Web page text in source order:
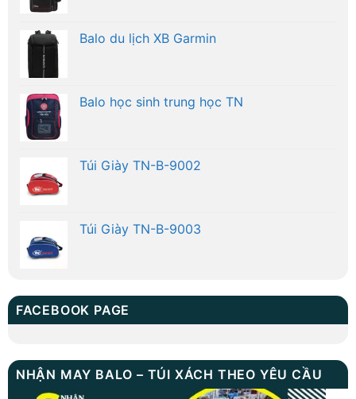
Balo du lịch XB Garmin
Balo học sinh trung học TN
Túi Giày TN-B-9002
Túi Giày TN-B-9003
FACEBOOK PAGE
NHẬN MAY BALO – TÚI XÁCH THEO YÊU CẦU